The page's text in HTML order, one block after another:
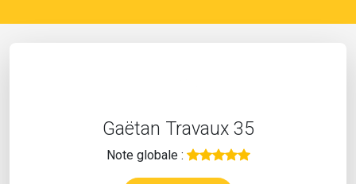
Gaëtan Travaux 35
Note globale :